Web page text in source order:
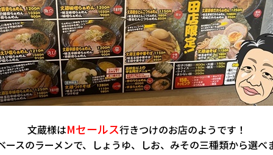
文蔵様はMセールス行きつけのお店のようです！
ースのラーメンで、しょうゆ、しお、みその三種類から選べ